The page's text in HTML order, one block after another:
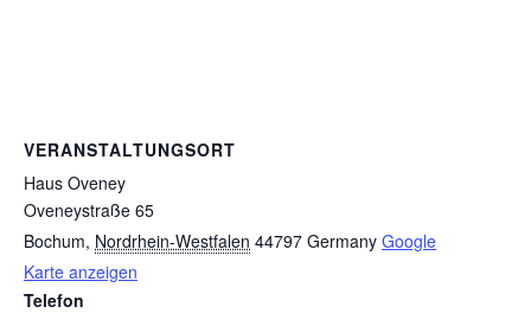
VERANSTALTUNGSORT
Haus Oveney
Oveneystraße 65
Bochum, Nordrhein-Westfalen 44797 Germany Google
Karte anzeigen
Telefon